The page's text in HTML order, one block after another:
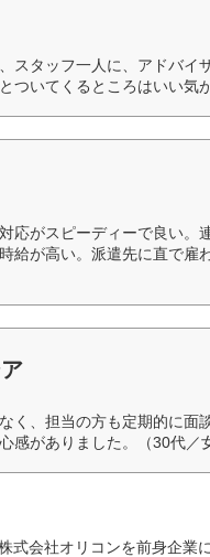
スタッフ一人に、アドバイ
ついてくるところはいい気
応がスピーディーで良い。
給が高い。派遣先に直で雇
く、担当の方も定期的に面
感がありました。（30代／
式会社オリコンを前身企業